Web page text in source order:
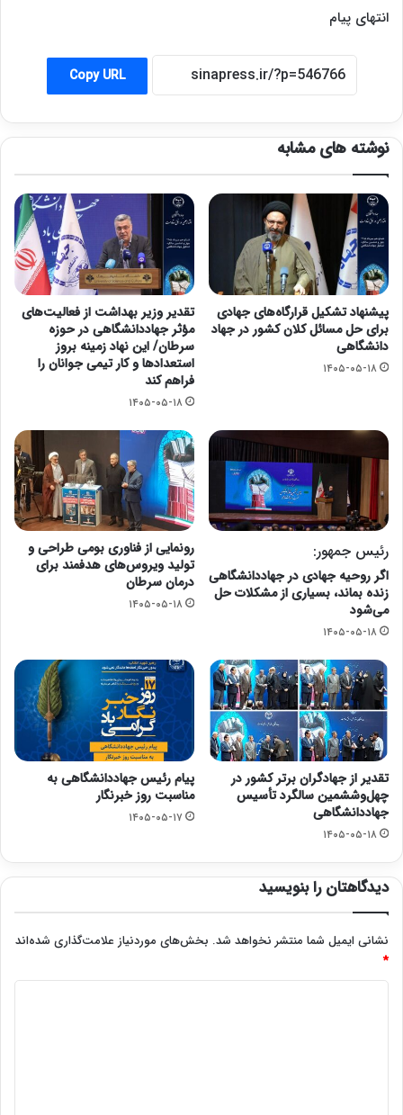
انتهای پیام
Copy URL
نوشته های مشابه
پیشنهاد تشکیل قرارگاه‌های جهادی
برای حل مسائل کلان کشور در جهاد
دانشگاهی
۱۴۰۵-۰۵-۱۸
تقدیر وزیر بهداشت از فعالیت‌های
مؤثر جهاددانشگاهی در حوزه
سرطان/ این نهاد زمینه بروز
استعدادها و کار تیمی جوانان را
فراهم کند
۱۴۰۵-۰۵-۱۸
رئیس جمهور:
اگر روحیه جهادی در جهاددانشگاهی
زنده بماند، بسیاری از مشکلات حل
می‌شود
۱۴۰۵-۰۵-۱۸
رونمایی از فناوری بومی طراحی و
تولید ویروس‌های هدفمند برای
درمان سرطان
۱۴۰۵-۰۵-۱۸
تقدیر از جهادگران برتر کشور در
چهل‌وششمین سالگرد تأسیس
جهاددانشگاهی
۱۴۰۵-۰۵-۱۸
پیام رئیس جهاددانشگاهی به
مناسبت روز خبرنگار
۱۴۰۵-۰۵-۱۷
دیدگاهتان را بنویسید
نشانی ایمیل شما منتشر نخواهد شد. بخش‌های موردنیاز علامت‌گذاری شده‌اند
*